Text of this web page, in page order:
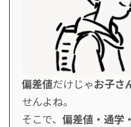
偏差値だけじゃお子さ
せんよね。
そこで、 偏差値・通学